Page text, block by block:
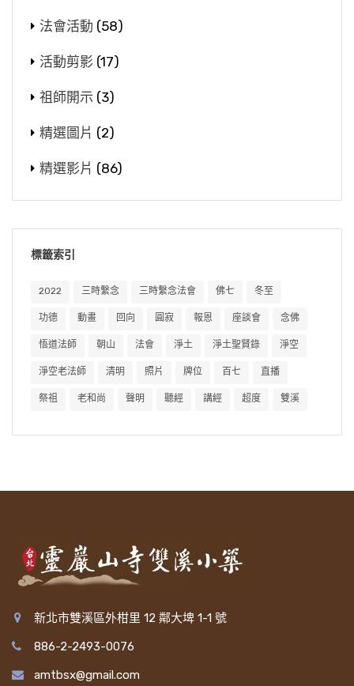
法會活動 (58)
活動剪影 (17)
祖師開示 (3)
精選圖片 (2)
精選影片 (86)
標籤索引
2022 三時繫念 三時繫念法會 佛七 冬至
功德 動畫 回向 圓寂 報恩 座談會 念佛
悟道法師 朝山 法會 淨土 淨土聖賢錄 淨空
淨空老法師 清明 照片 牌位 百七 直播
祭祖 老和尚 聲明 聽經 講經 超度 雙溪
新北市雙溪區外柑里 12 鄰大埤 1-1 號
886-2-2493-0076
amtbsx@gmail.com